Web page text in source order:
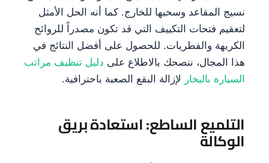
نسيج المقاعد وسحبها للخارج. كما أنه الحل الأمثل
لتعقيم فتحات التكييف التي قد تكون مصدراً للروائح
الكريهة والفطريات. للحصول على أفضل النتائج في
هذا المجال، ننصحك بالاطلاع على دليل تنظيف مراتب
السيارة بالبخار
لإزالة البقع الصعبة باحترافية.
التلميع الساطع: استعادة بريق
الوكالة